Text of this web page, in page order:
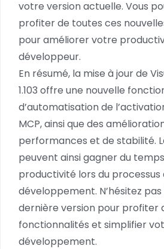
votre version actuelle. Vous
profiter de toutes ces
pour améliorer votre
développeur.
En résumé, la mise à jour de
1.103 offre une nouvelle
d’automatisation de
MCP, ainsi que des
performances et de stabilité.
peuvent ainsi gagner du
productivité lors du processus
développement. N’hésitez
dernière version pour profiter
fonctionnalités et simplifier
développement.